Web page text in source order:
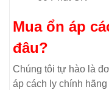
Mua ổn áp
đâu?
Chúng tôi tự hào là
áp cách ly chính